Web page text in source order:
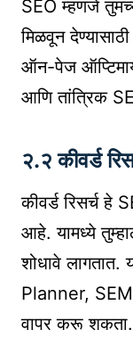
SEO म्हणजे
मिळवून
ऑन-पेज
आणि तांत्रिक
२.२ कीवर्ड
कीवर्ड रिसर्च हे
आहे. यामध्ये
शोधावे
Planner,
वापर करू शकता.